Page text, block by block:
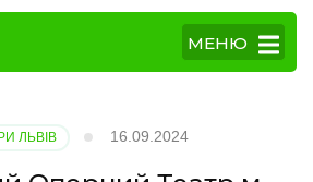
МЕНЮ
ЛЬВІВ 16.09.2024